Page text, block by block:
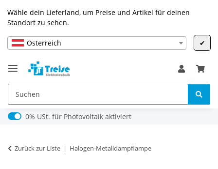
Wähle dein Lieferland, um Preise und Artikel für deinen
Standort zu sehen.
Österreich ✔
0% USt. für Photovoltaik (§ 12 Abs. 3 UStG)
0% USt. für Photovoltaik aktiviert
Zurück zur Liste Halogen-Metalldampflampe